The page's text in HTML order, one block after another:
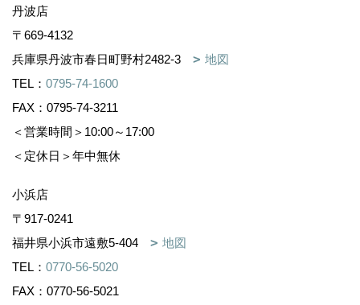
丹波店
〒669-4132
兵庫県丹波市春日町野村2482-3
地図
TEL： 0795-74-1600
FAX：0795-74-3211
＜営業時間＞10:00～17:00
＜定休日＞年中無休
小浜店
〒917-0241
福井県小浜市遠敷5-404
地図
TEL： 0770-56-5020
FAX：0770-56-5021